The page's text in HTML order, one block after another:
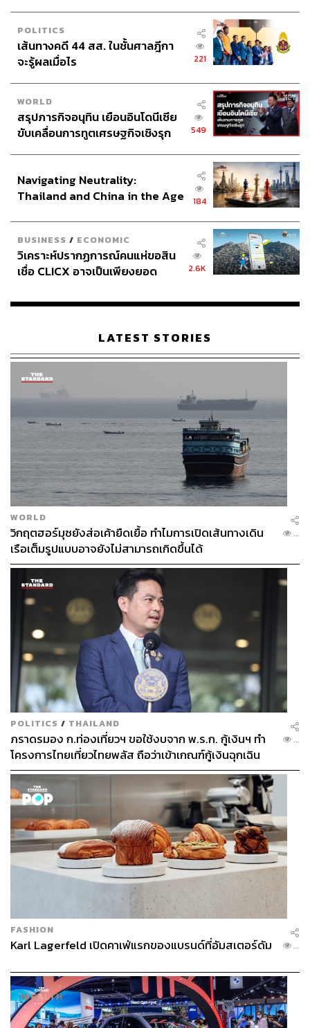
POLITICS
เส้นทางคดี 44 สส. ในชั้นศาลฎีกา
จะรู้ผลเมื่อไร
221
WORLD
สรุปภารกิจอนุทิน เยือนอินโดนีเซีย
ขับเคลื่อนการทูตเศรษฐกิจเชิงรุก
549
Navigating Neutrality:
Thailand and China in the Age
184
BUSINESS / ECONOMIC
วิเคราะห์ปรากฏการณ์คนแห่ขอสิน
เชื่อ CLICX อาจเป็นเพียงยอด
เรือนไทยที่ถูกซุกไว้
2.6K
LATEST STORIES
WORLD
วิกฤตฮอร์มุซยังส่อเค้ายืดเยื้อ ทำไมการเปิดเส้นทางเดิน
เรือเต็มรูปแบบอาจยังไม่สามารถเกิดขึ้นได้
...
POLITICS / THAILAND
ภราดรมอง ก.ท่องเที่ยวฯ ขอใช้งบจาก พ.ร.ก. กู้เงินฯ ทำ
โครงการไทยเที่ยวไทยพลัส ถือว่าเข้าเกณฑ์กู้เงินฉุกเฉิน
...
FASHION
Karl Lagerfeld เปิดคาเฟ่แรกของแบรนด์ที่อัมสเตอร์ดัม ...